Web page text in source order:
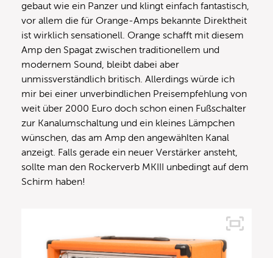
gebaut wie ein Panzer und klingt einfach fantastisch,
vor allem die für Orange-Amps bekannte Direktheit
ist wirklich sensationell. Orange schafft mit diesem
Amp den Spagat zwischen traditionellem und
modernem Sound, bleibt dabei aber
unmissverständlich britisch. Allerdings würde ich
mir bei einer unverbindlichen Preisempfehlung von
weit über 2000 Euro doch schon einen Fußschalter
zur Kanalumschaltung und ein kleines Lämpchen
wünschen, das am Amp den angewählten Kanal
anzeigt. Falls gerade ein neuer Verstärker ansteht,
sollte man den Rockerverb MKIII unbedingt auf dem
Schirm haben!